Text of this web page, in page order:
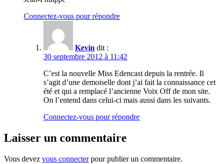
Connectez-vous pour répondre
Kevin dit :
30 septembre 2012 à 11:42
C’est la nouvelle Miss Edencast depuis la rentrée. Il
s’agit d’une demoiselle dont j’ai fait la connaissance cet
été et qui a remplacé l’ancienne Voix Off de mon site.
On l’entend dans celui-ci mais aussi dans les suivants.
Connectez-vous pour répondre
Laisser un commentaire
Vous devez vous connecterpour publier un commentaire.